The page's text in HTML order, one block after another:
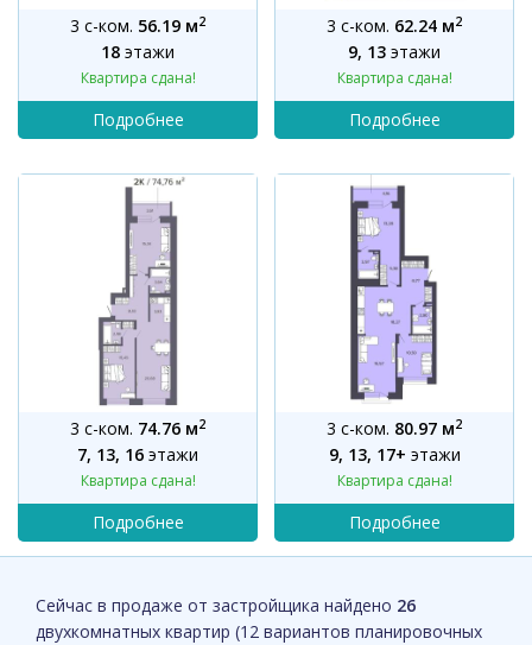
Сейчас в продаже от застройщика найдено 26
двухкомнатных квартир (12 вариантов планировочных
3 с-ком. 56.19 м2
18 этажи
Квартира сдана!
3 с-ком. 62.24 м2
9, 13 этажи
Квартира сдана!
3 с-ком. 74.76 м2
7, 13, 16 этажи
Квартира сдана!
3 с-ком. 80.97 м2
9, 13, 17+ этажи
Квартира сдана!